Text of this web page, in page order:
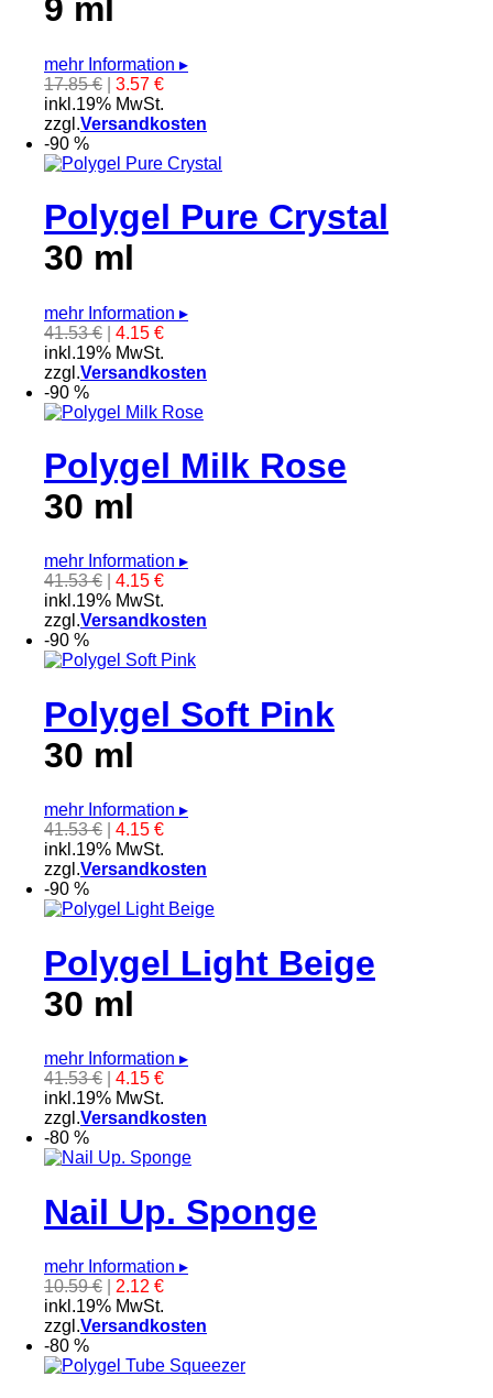
9 ml
mehr Information ▸
17.85 €
3.57 €
inkl.19% MwSt.
zzgl.Versandkosten
-90 %
Polygel Pure Crystal
30 ml
mehr Information ▸
41.53 €
4.15 €
inkl.19% MwSt.
zzgl.Versandkosten
-90 %
Polygel Milk Rose
30 ml
mehr Information ▸
41.53 €
4.15 €
inkl.19% MwSt.
zzgl.Versandkosten
-90 %
Polygel Soft Pink
30 ml
mehr Information ▸
41.53 €
4.15 €
inkl.19% MwSt.
zzgl.Versandkosten
-90 %
Polygel Light Beige
30 ml
mehr Information ▸
41.53 €
4.15 €
inkl.19% MwSt.
zzgl.Versandkosten
-80 %
Nail Up. Sponge
mehr Information ▸
10.59 €
2.12 €
inkl.19% MwSt.
zzgl.Versandkosten
-80 %